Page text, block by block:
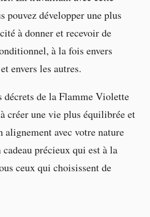
pouvez développer une plus
à donner et recevoir de
à la fois envers
envers les autres.
décrets de la Flamme Violette
créer une vie plus équilibrée et
alignement avec votre nature
précieux qui est à la
ceux qui choisissent de